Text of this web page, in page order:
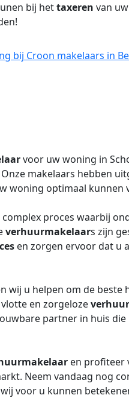
bij hettaxeren van
bij Croon makelaars in
voor uw woning in
makelaars hebben
woning optimaal kunnen
complex proces waarbij
verhuurmakelaars zijn
en zorgen ervoor dat u
wij u helpen om de beste
en zorgeloze
partner in huis
en profiteer
Neem vandaag nog
voor u kunnen